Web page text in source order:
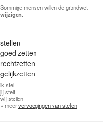
Sommige mensen willen de grondwet
wijzigen
stellen
goed zetten
rechtzetten
gelijkzetten
ik stel
jijstelt
wijstellen
» meervervoegingen van stellen